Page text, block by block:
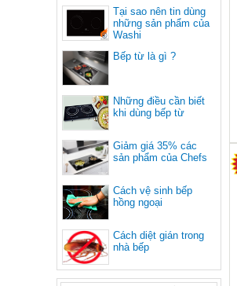
Tại sao nên tin dùng
những sản phẩm của
Washi
Bếp từ là gì ?
Những điều cần biết
khi dùng bếp từ
Giảm giá 35% các
sản phẩm của Chefs
Cách vệ sinh bếp
hồng ngoại
Cách diệt gián trong
nhà bếp